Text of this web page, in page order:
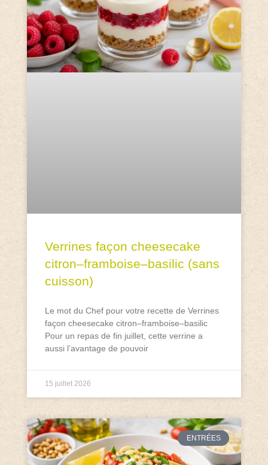
Verrines façon cheesecake
citron–framboise–basilic (sans
cuisson)
Le mot du Chef pour votre recette de Verrines
façon cheesecake citron–framboise–basilic
Pour un repas de fin juillet, cette verrine a
aussi l’avantage de pouvoir
15 juillet 2026
ENTRÉES